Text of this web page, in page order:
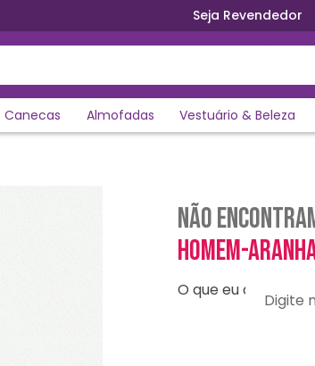
Seja Revendedor
Canecas Almofadas Vestuário & Beleza
Não
homem-
O que eu devo fazer?
Digite